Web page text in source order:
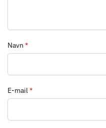
Navn *
E-mail*